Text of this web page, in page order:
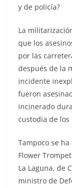
y de policía?
La
que los
por las
después de la
incidente
fueron
incinerado
custodia de
Tampoco se
Flower
La Laguna, de
ministro de